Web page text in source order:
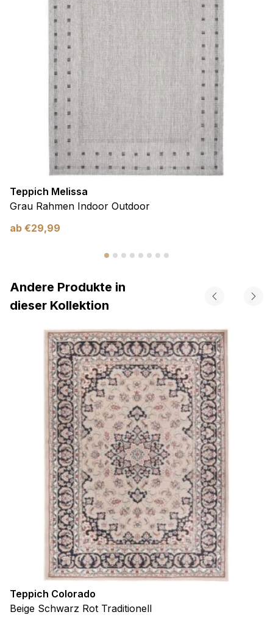
Teppich Melissa
Grau Rahmen Indoor Outdoor
ab €29,99
Andere Produkte in
dieser Kollektion
Teppich Colorado
Beige Schwarz Rot Traditionell